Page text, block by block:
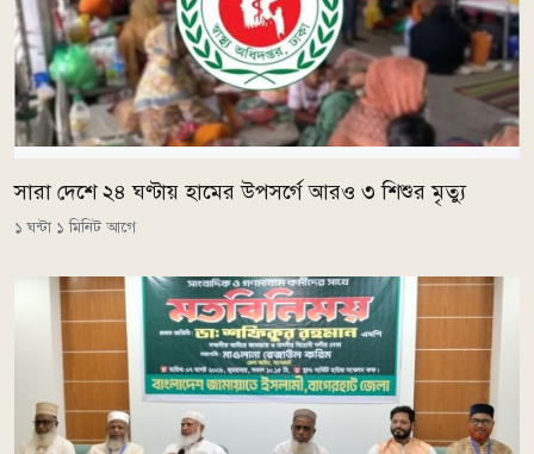
সারা দেশে ২৪ ঘণ্টায় হামের উপসর্গে আরও ৩ শিশুর মৃত্যু
১ ঘন্টা ১ মিনিট আগে